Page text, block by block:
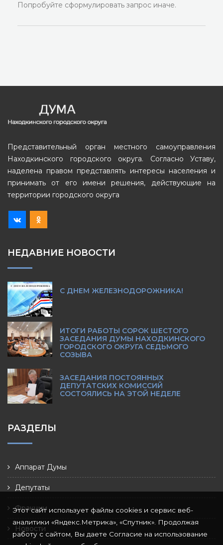
Попробуйте сформулировать запрос иначе.
Представительный орган местного самоуправления
Находкинского городского округа. Согласно Уставу,
наделена правом представлять интересы населения и
принимать от его имени решения, действующие на
территории городского округа
НЕДАВНИЕ НОВОСТИ
С ДНЕМ ЖЕЛЕЗНОДОРОЖНИКА!
ИТОГИ РАБОТЫ СОРОК ШЕСТОГО
ЗАСЕДАНИЯ ДУМЫ НАХОДКИНСКОГО
ГОРОДСКОГО ОКРУГА СЕДЬМОГО
СОЗЫВА
ЗАСЕДАНИЯ ПОСТОЯННЫХ
ДЕПУТАТСКИХ КОМИССИЙ
СОСТОЯЛИСЬ НА ЭТОЙ НЕДЕЛЕ
РАЗДЕЛЫ
Аппарат Думы
Депутаты
Фракции
Новости
Этот сайт использует файлы cookies и сервис веб-
аналитики «Яндекс.Метрика», «Спутник». Продолжая
работу с сайтом, Вы даете Согласие на использование